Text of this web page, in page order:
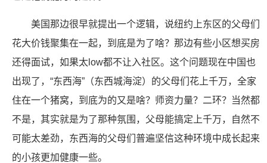
美国那边很早就提出一个逻辑，说纽约上东区的父母们
花大价钱聚集在一起，到底是为了啥？那边有些小区想买房
还得面试，如果太low都不让入社区。这个问题现在中国也
出现了，“东西海”（东西城海淀）的父母们花上千万，全家
住在一个猪窝，到底为的又是啥？师资力量？二环？当然都
不是，其实就是为了那种氛围，父母能搞定上千万，自然不
可能太差劲，东西海的父母们普遍坚信这种环境中成长起来
的小孩更加健康一些。